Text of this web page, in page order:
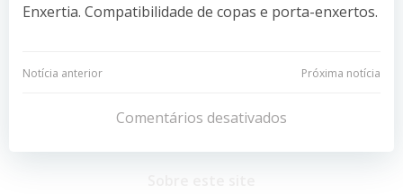
Enxertia. Compatibilidade de copas e porta-enxertos.
Navegação
Post
Notícia anterior
Navegação
de
Post
Próxima notícia
Comentários desativados